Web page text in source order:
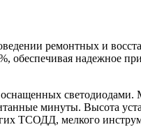
ремонтных и
обеспечивая надежное
оснащенных
минуты. Высота
ТСОДД, мелкого